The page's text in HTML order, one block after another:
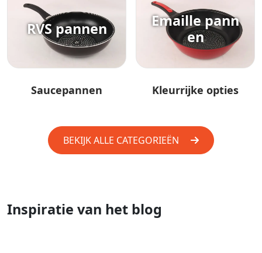
RVS pannen
Saucepannen
Emaille pann
en
Kleurrijke opties
BEKIJK ALLE CATEGORIEËN
Inspiratie van het blog